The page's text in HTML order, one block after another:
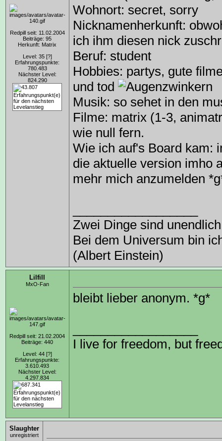
Redpill seit: 11.02.2004
Beiträge: 95
Herkunft: Matrix
Level: 35 [?]
Erfahrungspunkte:
780.483
Nächster Level:
824.290
Wohnort: secret, sorry
Nicknamenherkunft:
ich ihm diesen nick
Beruf: student
Hobbies: partys, gute
und tod
Musik: so sehet in den
Filme: matrix (1-3,
wie null fern.
Wie ich auf's Board kam:
die aktuelle version imho
mehr mich anzumelden
Zwei Dinge sind
Bei dem Universum bin
(Albert Einstein)
Lilfill
MxO-Fan
Redpill seit: 21.02.2004
Beiträge: 440
Level: 44 [?]
Erfahrungspunkte:
3.610.493
Nächster Level:
4.297.834
bleibt lieber anonym. *g*
I live for freedom, but
Slaughter
unregistriert